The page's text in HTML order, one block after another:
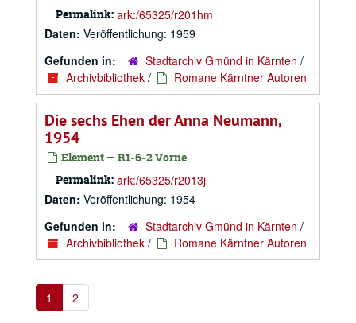
Permalink: ark:/65325/r201hm
Daten: Veröffentlichung: 1959
Gefunden in:
Stadtarchiv Gmünd in Kärnten /
Archivbibliothek / Romane Kärntner Autoren
Die sechs Ehen der Anna Neumann,
1954
Element — R1-6-2 Vorne
Permalink: ark:/65325/r2013j
Daten: Veröffentlichung: 1954
Gefunden in:
Stadtarchiv Gmünd in Kärnten /
Archivbibliothek / Romane Kärntner Autoren
1 2